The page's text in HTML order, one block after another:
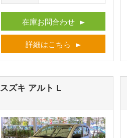
在庫お問合わせ
詳細はこちら
スズキ アルト L